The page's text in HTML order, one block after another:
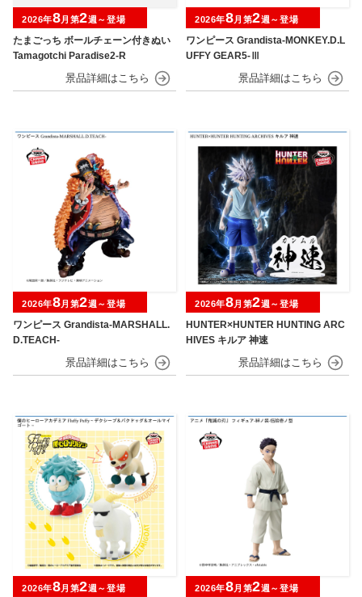
たまごっち ボールチェーン付きぬい
Tamagotchi Paradise2-R
2026年8月第2週～登場
ワンピース Grandista-MONKEY.D.L
UFFY GEAR5-Ⅲ
2026年8月第2週～登場
ワンピース Grandista-MARSHALL.
D.TEACH-
2026年8月第2週～登場
HUNTER×HUNTER HUNTING ARC
HIVES キルア 神速
2026年8月第2週～登場
2026年8月第2週～登場 2026年8月第2週～登場